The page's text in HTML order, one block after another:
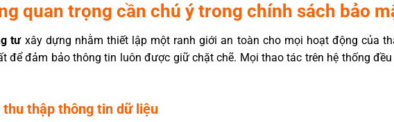
quan trọng cần chú ý trong chính sách bảo
tưxây dựng nhằm thiết lập một ranh giới an toàn cho mọi hoạt động của
để đảm bảo thông tin luôn được giữ chặt chẽ. Mọi thao tác trên hệ thống
thập thông tin dữ liệu